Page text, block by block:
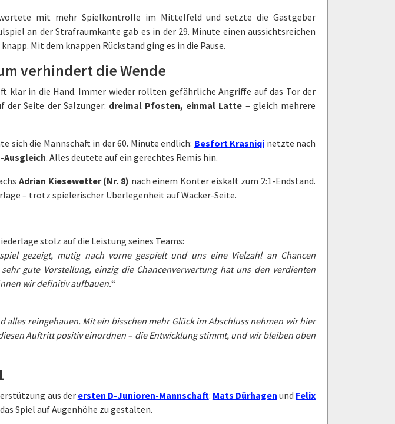
mit mehr Spielkontrolle im Mittelfeld und setzte die Gastgeber
an der Strafraumkante gab es in der 29. Minute einen aussichtsreichen
Mit dem knappen Rückstand ging es in die Pause.
verhindert die Wende
klar in die Hand. Immer wieder rollten gefährliche Angriffe auf das Tor der
der Seite der Salzunger: dreimal Pfosten, einmal Latte – gleich mehrere
sich die Mannschaft in der 60. Minute endlich: Besfort Krasniqi netzte nach
Ausgleich. Alles deutete auf ein gerechtes Remis hin.
Adrian Kiesewetter (Nr. 8) nach einem Konter eiskalt zum 2:1-Endstand.
– trotz spielerischer Überlegenheit auf Wacker-Seite.
stolz auf die Leistung seines Teams:
gezeigt, mutig nach vorne gespielt und uns eine Vielzahl an Chancen
gute Vorstellung, einzig die Chancenverwertung hat uns den verdienten
wir definitiv aufbauen.“
alles reingehauen. Mit ein bisschen mehr Glück im Abschluss nehmen wir hier
Auftritt positiv einordnen – die Entwicklung stimmt, und wir bleiben oben
aus der ersten D-Junioren-Mannschaft: Mats Dürhagen und Felix
Spiel auf Augenhöhe zu gestalten.